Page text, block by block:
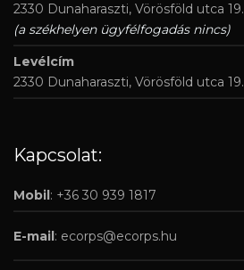
2330 Dunaharaszti, Vörösföld utca 19.
(a székhelyen ügyfélfogadás nincs)
Levélcím
2330 Dunaharaszti, Vörösföld utca 19.
Kapcsolat:
Mobil : +36 30 939 1817
E-mail : ecorps@ecorps.hu